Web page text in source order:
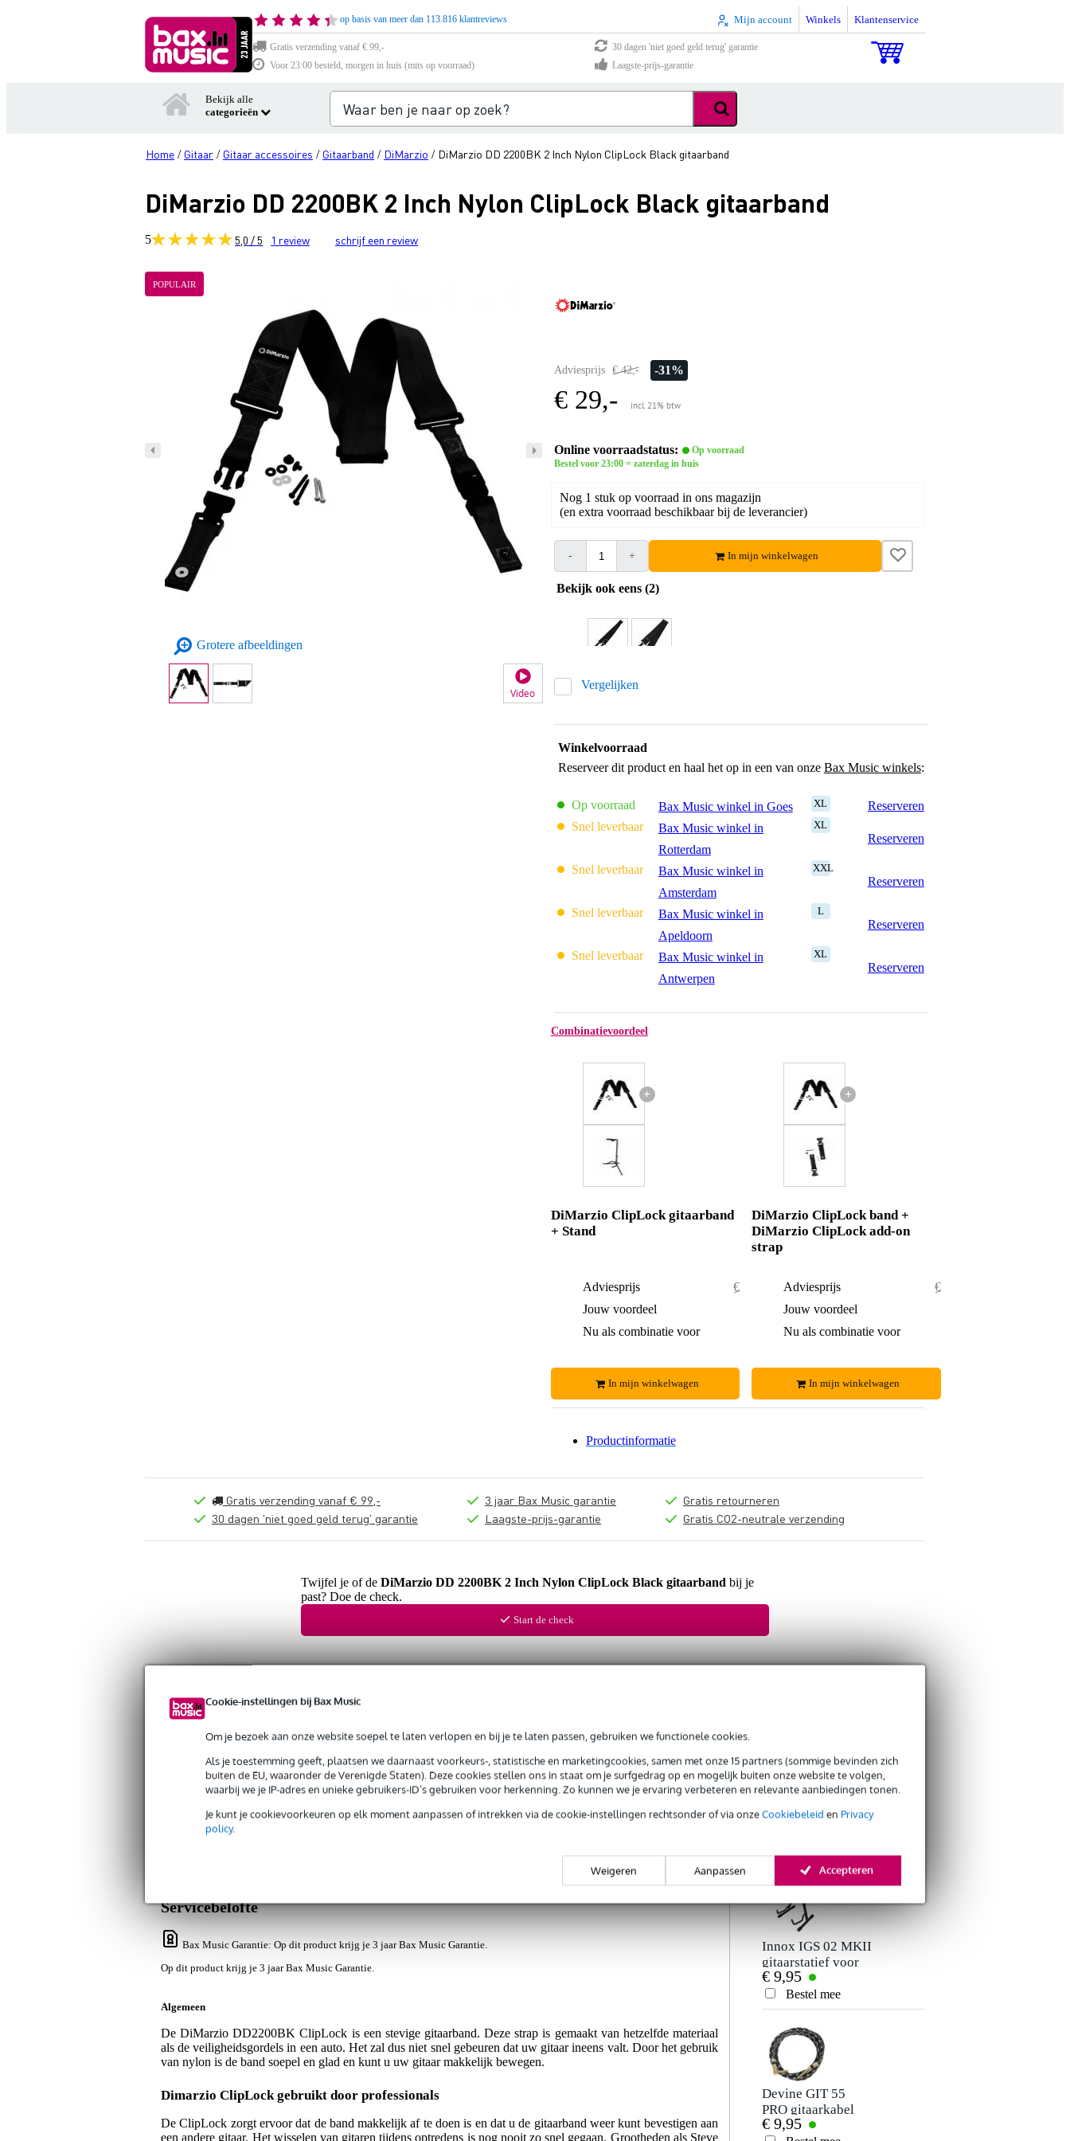
Cookie-instellingen bij Bax Music
Om je bezoek aan onze website soepel te laten verlopen en bij je te laten passen, gebruiken we functionele cookies.
Als je toestemming geeft, plaatsen we daarnaast voorkeurs-, statistische en marketingcookies, samen met onze 15 partners (sommige bevinden zich
buiten de EU, waaronder de Verenigde Staten). Deze cookies stellen ons in staat om je surfgedrag op en mogelijk buiten onze website te volgen,
waarbij we je IP-adres en unieke gebruikers-ID’s gebruiken voor herkenning. Zo kunnen we je ervaring verbeteren en relevante aanbiedingen tonen.
Je kunt je cookievoorkeuren op elk moment aanpassen of intrekken via de cookie-instellingen rechtsonder of via onzeCookiebeleid en Privacy
policy.
Weigeren Aanpassen Accepteren
op basis van meer dan 113.816 klantreviews Mijn account Winkels Klantenservice
Gratis verzending vanaf € 99,-
30 dagen 'niet goed geld terug' garantie
Voor 23:00 besteld, morgen in huis (mits op voorraad)
Laagste-prijs-garantie
Bekijk alle
categorieën
Home / Gitaar / Gitaar accessoires / Gitaarband / DiMarzio / DiMarzio DD 2200BK 2 Inch Nylon ClipLock Black gitaarband
DiMarzio DD 2200BK 2 Inch Nylon ClipLock Black gitaarband
5 5,0 / 5 1 review schrijf een review
POPULAIR
Grotere afbeeldingen
Video
Adviesprijs € 42,- -31%
€ 29,- incl. 21% btw
Online voorraadstatus:
Op voorraad
Bestel voor 23:00 = zaterdag in huis
Nog 1 stuk op voorraad in ons magazijn
(en extra voorraad beschikbaar bij de leverancier)
- + In mijn winkelwagen
Bekijk ook eens (2)
Vergelijken
Winkelvoorraad
Reserveer dit product en haal het op in een van onze Bax Music winkels:
Op voorraad Bax Music winkel in Goes XL
Reserveren
Snel leverbaar
Bax Music winkel in
Rotterdam
XL
Reserveren
Snel leverbaar
Bax Music winkel in
Amsterdam
XXL
Reserveren
Snel leverbaar
Bax Music winkel in
Apeldoorn
L
Reserveren
Snel leverbaar
Bax Music winkel in
Antwerpen
XL
Reserveren
Combinatievoordeel
+
DiMarzio ClipLock gitaarband
+ Stand
Adviesprijs
€ 36,50
Jouw voordeel
Nu als combinatie voor
In mijn winkelwagen
+
DiMarzio ClipLock band +
DiMarzio ClipLock add-on
strap
Adviesprijs
€ 40,90
Jouw voordeel
Nu als combinatie voor
In mijn winkelwagen
Productinformatie
Gratis verzending vanaf € 99,-
30 dagen 'niet goed geld terug' garantie
3 jaar Bax Music garantie
Laagste-prijs-garantie
Gratis retourneren
Gratis CO2-neutrale verzending
Twijfel je of de DiMarzio DD 2200BK 2 Inch Nylon ClipLock Black gitaarband bij je
past? Doe de check.
Start de check
Productinformatie
Servicebelofte
Bax Music Garantie: Op dit product krijg je 3 jaar Bax Music Garantie.
Op dit product krijg je 3 jaar Bax Music Garantie.
Algemeen
De DiMarzio DD2200BK ClipLock is een stevige gitaarband. Deze strap is gemaakt van hetzelfde materiaal
als de veiligheidsgordels in een auto. Het zal dus niet snel gebeuren dat uw gitaar ineens valt. Door het gebruik
van nylon is de band soepel en glad en kunt u uw gitaar makkelijk bewegen.
Dimarzio ClipLock gebruikt door professionals
De ClipLock zorgt ervoor dat de band makkelijk af te doen is en dat u de gitaarband weer kunt bevestigen aan
een andere gitaar. Het wisselen van gitaren tijdens optredens is nog nooit zo snel gegaan. Grootheden als Steve
Innox IGS 02 MKII
gitaarstatief voor
akoestische gitaar
€ 9,95
Bestel mee
Devine GIT 55
PRO gitaarkabel
mono jack-jack
€ 9,95